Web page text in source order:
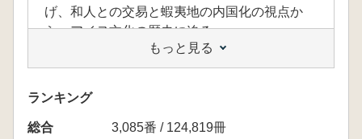
げ、和人との交易と蝦夷地の内国化の視点か
ら、アイヌ文化の歴史に迫る。
プロローグ―アイヌ文化とは何か?/Ⅰ 日本史と
アイヌ史(北方史の中のアイヌ/アイヌ史の登場/
見えてきた本州アイヌの実像)/Ⅱ アイヌ文化の
形成(アイヌ文化の成立時期とその歴史的背景/
もっと見る
ランキング
総合
3,085番 / 124,819冊